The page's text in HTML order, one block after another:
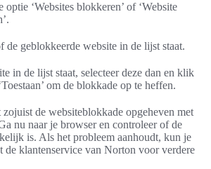
optie ‘Websites blokkeren’ of ‘Website
de geblokkeerde website in de lijst staat.
in de lijst staat, selecteer deze dan en klik
om de blokkade op te heffen.
zojuist de websiteblokkade opgeheven met
nu naar je browser en controleer of de
is. Als het probleem aanhoudt, kun je
de klantenservice van Norton voor verdere